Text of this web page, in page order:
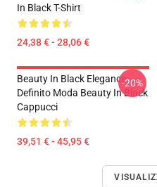
In Black T-Shirt
24,38 € - 28,06 €
Beauty In Black Elegance
Definito Moda Beauty In Black
Cappucci
39,51 € - 45,95 €
-20%